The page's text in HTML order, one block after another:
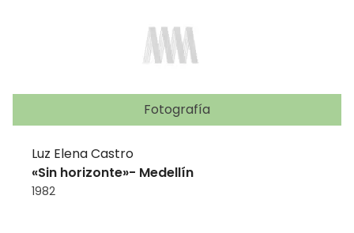
Fotografía
Luz Elena Castro
«Sin horizonte»- Medellín
1982